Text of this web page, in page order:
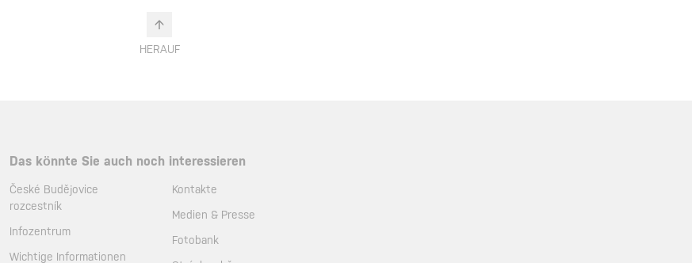
HERAUF
Das könnte Sie auch noch interessieren
České Budějovice
rozcestník
Infozentrum
Wichtige Informationen
Kontakte
Medien & Presse
Fotobank